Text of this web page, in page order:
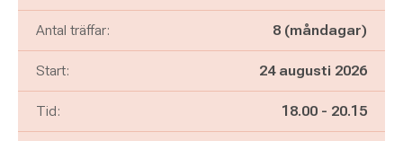
Antal träffar: 8 (måndagar)
Start: 24 augusti 2026
Tid: Pågår mellan
18.00 - och
20.15